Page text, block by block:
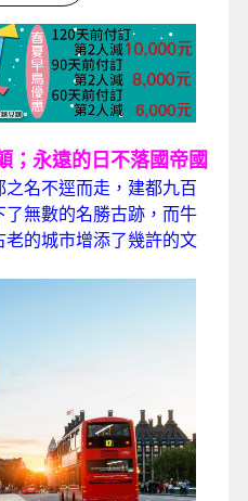
；永遠的日不落國帝國
名不逕而走，建都九百
無數的名勝古跡，而牛
的城市增添了幾許的文